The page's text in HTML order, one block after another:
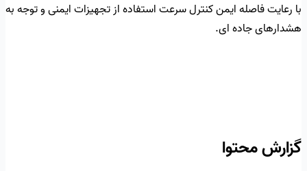
با رعایت فاصله ایمن کنترل سرعت استفاده از تجهیزات ایمنی و توجه به
هشدارهای جاده ای.
گزارش محتوا